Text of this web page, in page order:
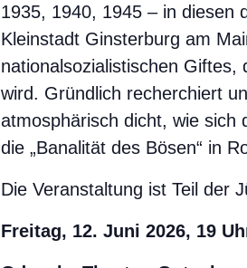
1935, 1940, 1945 – in diesen
Kleinstadt Ginsterburg am
nationalsozialistischen
wird. Gründlich recherchiert
atmosphärisch dicht, wie sich
die „Banalität des Bösen“ in
Die Veranstaltung ist Teil der
Freitag, 12. Juni 2026, 19